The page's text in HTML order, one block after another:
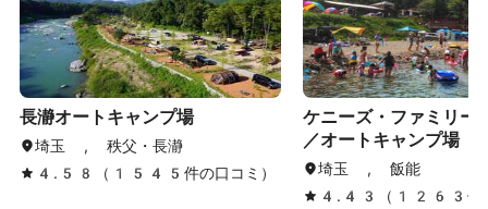
長瀞オートキャンプ場
埼玉 , 秩父・長瀞
4.58（1545件の口コミ）
ケニーズ・ファミリー
／オートキャンプ場
埼玉 , 飯能
4.43（1263件の